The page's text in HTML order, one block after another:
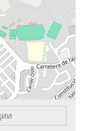
Leaflet| OSM Mapnik